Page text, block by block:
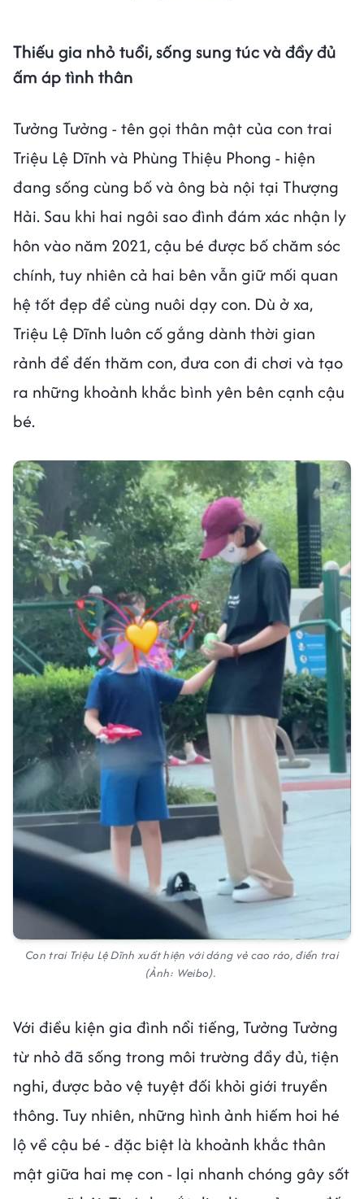
Thiếu gia nhỏ tuổi, sống sung túc và đầy đủ
ấm áp tình thân
Tưởng Tưởng - tên gọi thân mật của con trai
Triệu Lệ Dĩnh và Phùng Thiệu Phong - hiện
đang sống cùng bố và ông bà nội tại Thượng
Hải. Sau khi hai ngôi sao đình đám xác nhận ly
hôn vào năm 2021, cậu bé được bố chăm sóc
chính, tuy nhiên cả hai bên vẫn giữ mối quan
hệ tốt đẹp để cùng nuôi dạy con. Dù ở xa,
Triệu Lệ Dĩnh luôn cố gắng dành thời gian
rảnh để đến thăm con, đưa con đi chơi và tạo
ra những khoảnh khắc bình yên bên cạnh cậu
bé.
Con trai Triệu Lệ Dĩnh xuất hiện với dáng vẻ cao ráo, điển trai
(Ảnh: Weibo).
Với điều kiện gia đình nổi tiếng, Tưởng Tưởng
từ nhỏ đã sống trong môi trường đầy đủ, tiện
nghi, được bảo vệ tuyệt đối khỏi giới truyền
thông. Tuy nhiên, những hình ảnh hiếm hoi hé
lộ về cậu bé - đặc biệt là khoảnh khắc thân
mật giữa hai mẹ con - lại nhanh chóng gây sốt